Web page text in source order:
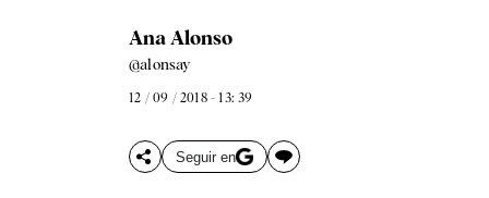
Ana Alonso
@alonsay
12 / 09 / 2018 - 13: 39
Seguir en